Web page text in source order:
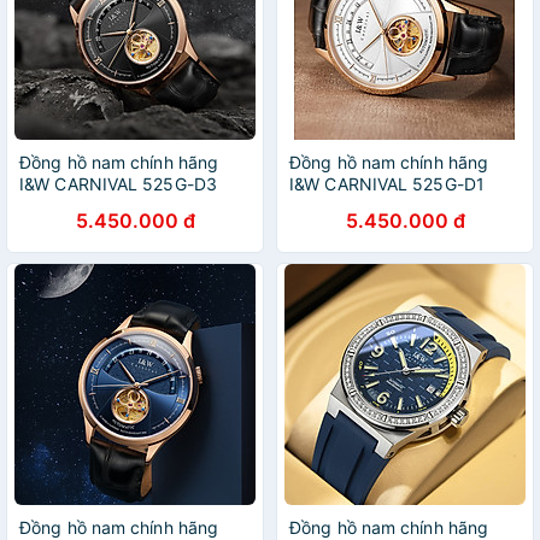
Đồng hồ nam chính hãng
I&W CARNIVAL 525G-D3
xước,Chống nước 30m ,Bảo
hành dài hạn,Máy cơ
(Automatic),Dây da cao
cấp,thiết kế lộ cơ thể thao
5.450.000 đ
Đồng hồ nam chính hãng
I&W CARNIVAL 525G-D1
xước,Chống nước 30m ,Bảo
hành dài hạn,Máy cơ
(Automatic),Dây da cao
cấp,thiết kế lộ cơ thể thao
5.450.000 đ
Đồng hồ nam chính hãng
Đồng hồ nam chính hãng